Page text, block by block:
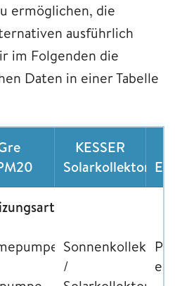
ermöglichen, die
ausführlich
im Folgenden die
Daten in einer Tabelle
KESSER
Solarkollektor
Sonnenkollektor
/